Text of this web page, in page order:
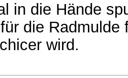
in die Hände
die
wird.